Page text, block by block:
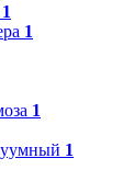
1
1
1
1